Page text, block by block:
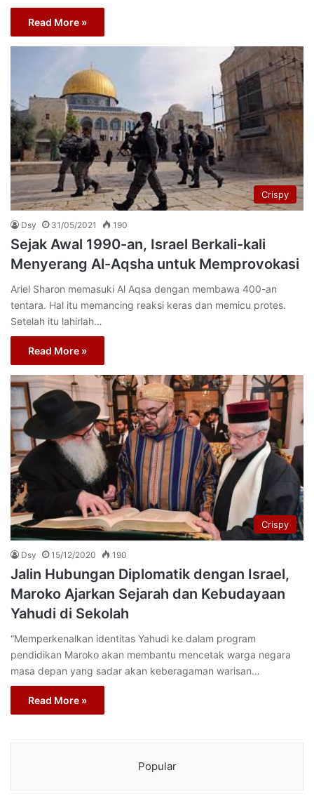
Read More »
Crispy
Dsy 31/05/2021 190
Sejak Awal 1990-an, Israel Berkali-kali
Menyerang Al-Aqsha untuk Memprovokasi
Ariel Sharon memasuki Al Aqsa dengan membawa 400-an
tentara. Hal itu memancing reaksi keras dan memicu protes.
Setelah itu lahirlah…
Read More »
Crispy
Dsy 15/12/2020 190
Jalin Hubungan Diplomatik dengan Israel,
Maroko Ajarkan Sejarah dan Kebudayaan
Yahudi di Sekolah
“Memperkenalkan identitas Yahudi ke dalam program
pendidikan Maroko akan membantu mencetak warga negara
masa depan yang sadar akan keberagaman warisan…
Read More »
Popular